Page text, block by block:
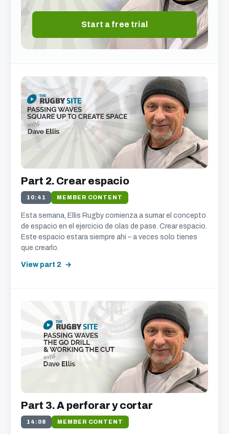
Start a free trial
Part 2. Crear espacio
10:41 MEMBER CONTENT
Esta semana, Ellis Rugby comienza a sumar el concepto
de espacio en el ejercicio de olas de pase. Crear espacio.
Este espacio estara siempre ahi – a veces solo tienes
que crearlo.
View part 2
Part 3. A perforar y cortar
14:08 MEMBER CONTENT